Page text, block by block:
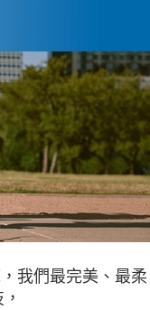
我們最完美、最柔